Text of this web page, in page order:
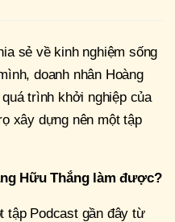
sẻ về kinh nghiệm sống
doanh nhân Hoàng
trình khởi nghiệp của
xây dựng nên một tập
Hữu Thắng làm được?
tập Podcast gần đây từ